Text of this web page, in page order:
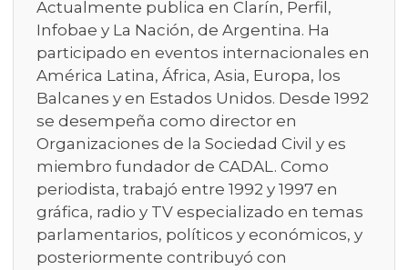
Actualmente publica en Clarín, Perfil,
Infobae y La Nación, de Argentina. Ha
participado en eventos internacionales en
América Latina, África, Asia, Europa, los
Balcanes y en Estados Unidos. Desde 1992
se desempeña como director en
Organizaciones de la Sociedad Civil y es
miembro fundador de CADAL. Como
periodista, trabajó entre 1992 y 1997 en
gráfica, radio y TV especializado en temas
parlamentarios, políticos y económicos, y
posteriormente contribuyó con